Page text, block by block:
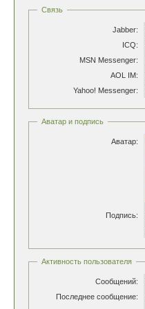
Связь
Jabber:
ICQ:
MSN Messenger:
AOL IM:
Yahoo! Messenger:
Аватар и подпись
Аватар:
Подпись:
Активность пользователя
Сообщений:
Последнее сообщение: